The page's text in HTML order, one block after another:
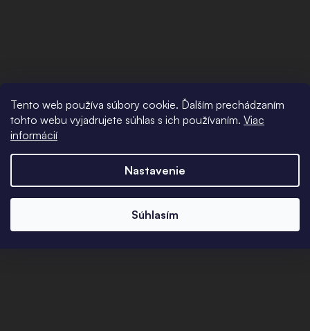
Tento web používa súbory cookie. Ďalším prechádzaním
tohto webu vyjadrujete súhlas s ich používaním. Viac
informácií
Nastavenie
Súhlasím